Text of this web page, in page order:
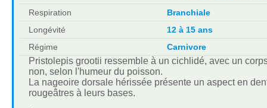
Respiration
Branchiale
Longévité
12 à 15 ans
Régime
Carnivore
Pristolepis grootii ressemble à un cichlidé, avec un
non, selon l'humeur du poisson.
La nageoire dorsale hérissée présente un aspect en
rougeâtres à leurs bases.